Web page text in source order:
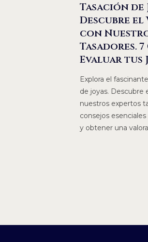
Tasación de
Descubre
con
Tasadores.
Evaluar tus
Explora el
de joyas. Descubre
nuestros expertos
consejos
y obtener una